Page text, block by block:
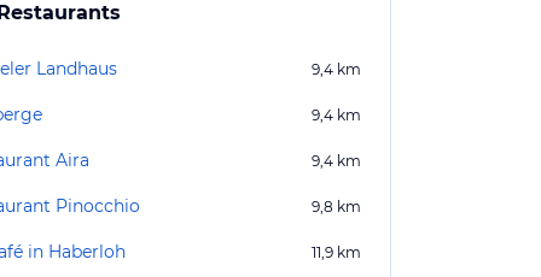
Landhaus 9,4 km
9,4 km
Aira 9,4 km
Pinocchio 9,8 km
in Haberloh 11,9 km